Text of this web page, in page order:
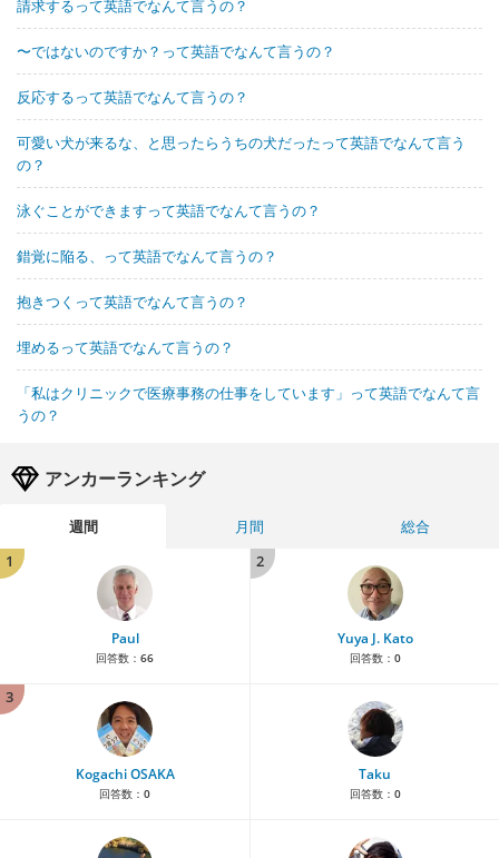
請求するって英語でなんて言うの？
〜ではないのですか？って英語でなんて言うの？
反応するって英語でなんて言うの？
可愛い犬が来るな、と思ったらうちの犬だったって英語でなんて言う
の？
泳ぐことができますって英語でなんて言うの？
錯覚に陥る、って英語でなんて言うの？
抱きつくって英語でなんて言うの？
埋めるって英語でなんて言うの？
「私はクリニックで医療事務の仕事をしています」って英語でなんて言
うの？
アンカーランキング
週間 月間
総合
1
Paul
回答数： 66
2
Yuya J. Kato
回答数： 0
3
Kogachi OSAKA
回答数： 0
Taku
回答数： 0